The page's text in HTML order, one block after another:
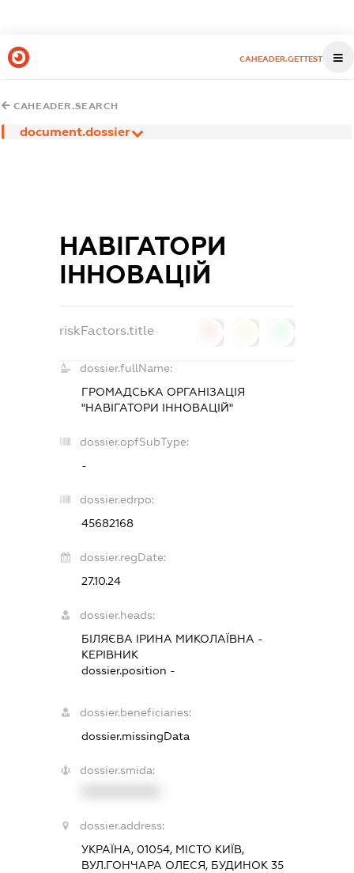
CAHEADER.GETTEST
CAHEADER.SEARCH
document.dossier
НАВІГАТОРИ
ІННОВАЦІЙ
riskFactors.title
dossier.fullName:
ГРОМАДСЬКА ОРГАНІЗАЦІЯ
"НАВІГАТОРИ ІННОВАЦІЙ"
dossier.opfSubType:
-
dossier.edrpo:
45682168
dossier.regDate:
27.10.24
dossier.heads:
БІЛЯЄВА ІРИНА МИКОЛАЇВНА -
КЕРІВНИК
dossier.position -
dossier.beneficiaries:
dossier.missingData
dossier.smida:
dossier.address:
УКРАЇНА, 01054, МІСТО КИЇВ,
ВУЛ.ГОНЧАРА ОЛЕСЯ, БУДИНОК 35